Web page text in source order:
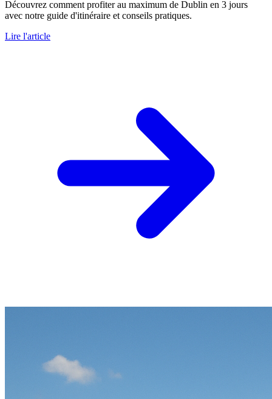
Découvrez comment profiter au maximum de Dublin en 3 jours
avec notre guide d'itinéraire et conseils pratiques.
Lire l'article